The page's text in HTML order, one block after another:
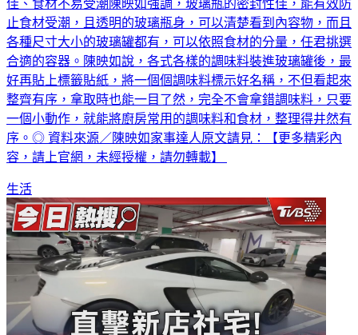
佳、食材不易受潮陳映如強調，玻璃瓶的密封性佳，能有效防
止食材受潮，且透明的玻璃瓶身，可以清楚看到內容物，而且
各種尺寸大小的玻璃罐都有，可以依照食材的分量，任君挑選
合適的容器。陳映如說，各式各樣的調味料裝進玻璃罐後，最
好再貼上標籤貼紙，將一個個調味料標示好名稱，不但看起來
整齊有序，拿取時也能一目了然，完全不會拿錯調味料，只要
一個小動作，就能將廚房常用的調味料和食材，整理得井然有
序。◎ 資料來源／陳映如家事達人原文請見：【更多精彩內
容，請上官網，未經授權，請勿轉載】
生活